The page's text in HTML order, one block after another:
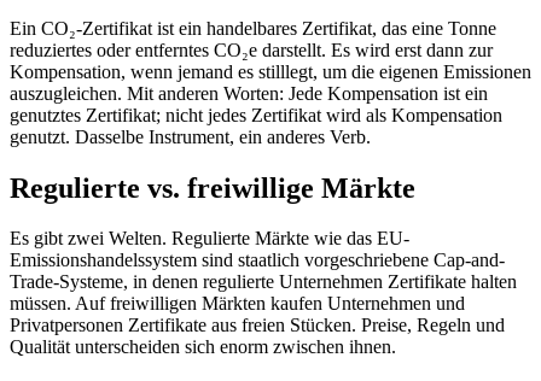
Ein CO₂-Zertifikat ist ein handelbares Zertifikat, das eine Tonne
reduziertes oder entferntes CO₂e darstellt. Es wird erst dann zur
Kompensation, wenn jemand es stilllegt, um die eigenen Emissionen
auszugleichen. Mit anderen Worten: Jede Kompensation ist ein
genutztes Zertifikat; nicht jedes Zertifikat wird als Kompensation
genutzt. Dasselbe Instrument, ein anderes Verb.
Regulierte vs. freiwillige Märkte
Es gibt zwei Welten. Regulierte Märkte wie das EU-
Emissionshandelssystem sind staatlich vorgeschriebene Cap-and-
Trade-Systeme, in denen regulierte Unternehmen Zertifikate halten
müssen. Auf freiwilligen Märkten kaufen Unternehmen und
Privatpersonen Zertifikate aus freien Stücken. Preise, Regeln und
Qualität unterscheiden sich enorm zwischen ihnen.